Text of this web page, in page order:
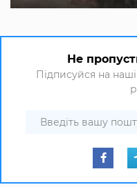
Не
Підписуйся на